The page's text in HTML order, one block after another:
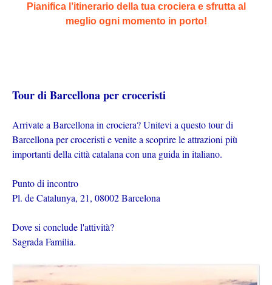
Pianifica l’itinerario della tua crociera e sfrutta al
meglio ogni momento in porto!
Tour di Barcellona per croceristi
Arrivate a Barcellona in crociera? Unitevi a questo tour di
Barcellona per croceristi e venite a scoprire le attrazioni più
importanti della città catalana con una guida in italiano.
Punto di incontro
Pl. de Catalunya, 21, 08002 Barcelona
Dove si conclude l'attività?
Sagrada Familia.